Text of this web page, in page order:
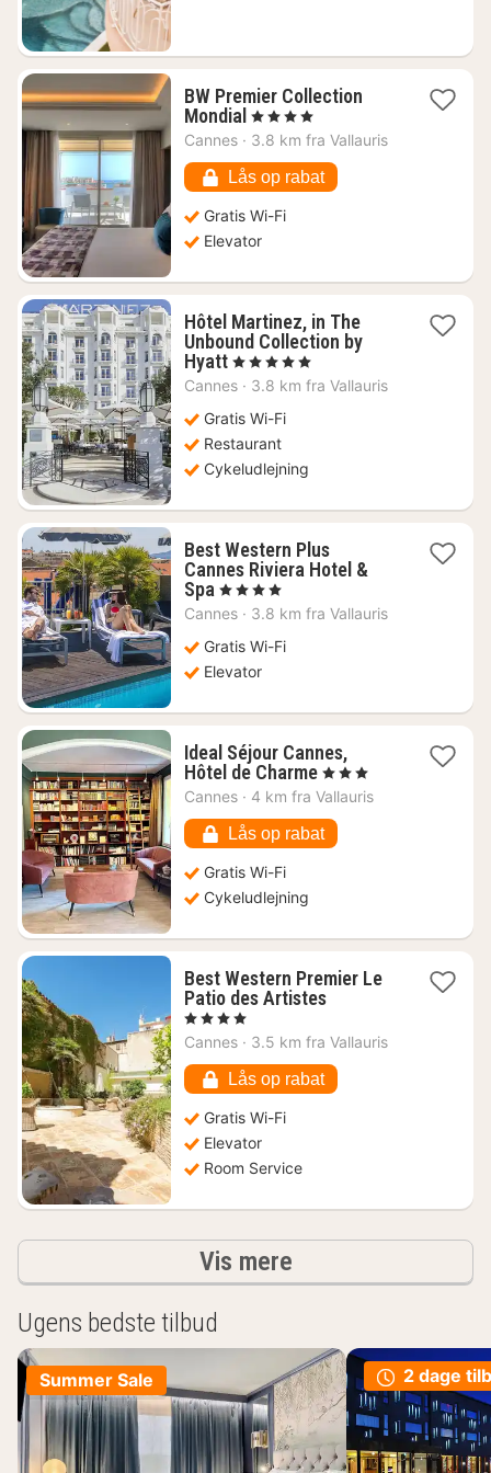
BW Premier Collection
Mondial 1
nat
1850
kr.
, 4 Stjerner
Cannes · 3.8 km fra Vallauris
Lås op rabat
Gratis Wi-Fi
Elevator
Hôtel Martinez, in The
Unbound Collection by
Hyatt1
nat
7077
kr.
, 5 Stjerner
Cannes · 3.8 km fra Vallauris
Gratis Wi-Fi
Restaurant
Cykeludlejning
Best Western Plus
Cannes Riviera Hotel &
Spa 1
nat
1382
kr.
, 4 Stjerner
Cannes · 3.8 km fra Vallauris
Gratis Wi-Fi
Elevator
Ideal Séjour Cannes,
Hôtel de Charme1
nat
943
kr.
, 3 Stjerner
Cannes · 4 km fra Vallauris
Lås op rabat
Gratis Wi-Fi
Cykeludlejning
Best Western Premier Le
Patio des Artistes1
fra
kr.
, 4 Stjerner
Cannes · 3.5 km fra Vallauris
Lås op rabat
Gratis Wi-Fi
Elevator
Room Service
Vis mereresultater
Ugens bedste tilbud
Summer Sale 2 dage